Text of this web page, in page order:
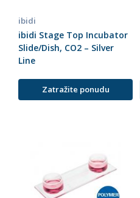
ibidi
ibidi Stage Top Incubator
Slide/Dish, CO2 – Silver
Line
Zatražite ponudu